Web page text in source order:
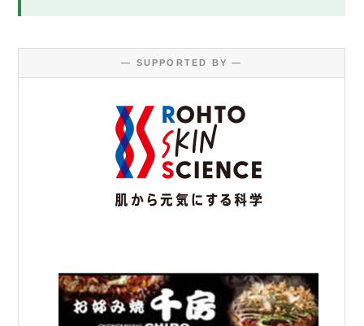
— SUPPORTED BY —